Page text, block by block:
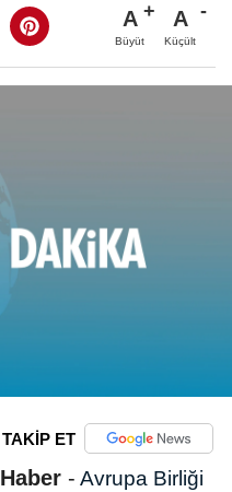
A
Büyüt
A
Küçült
TAKİP ET
Haber - Avrupa Birliği